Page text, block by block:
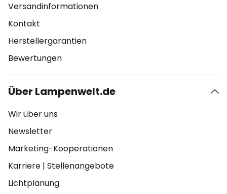
Versandinformationen
Kontakt
Herstellergarantien
Bewertungen
Über Lampenwelt.de
Wir über uns
Newsletter
Marketing-Kooperationen
Karriere | Stellenangebote
Lichtplanung